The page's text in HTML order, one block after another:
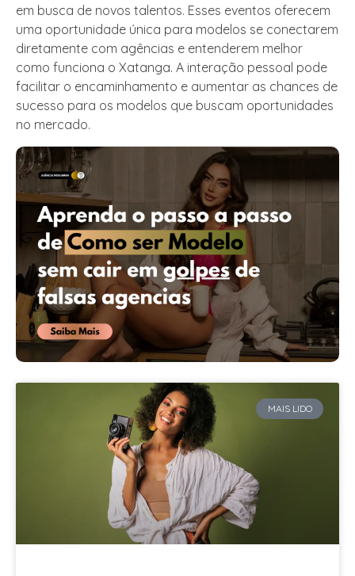
em busca de novos talentos. Esses eventos oferecem
uma oportunidade única para modelos se conectarem
diretamente com agências e entenderem melhor
como funciona o Xatanga. A interação pessoal pode
facilitar o encaminhamento e aumentar as chances de
sucesso para os modelos que buscam oportunidades
no mercado.
MAIS LIDO